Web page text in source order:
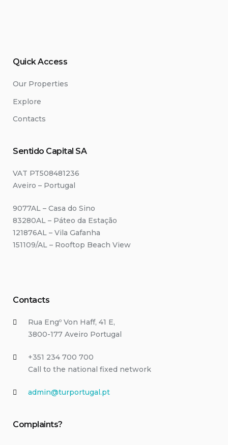
Quick Access
Our Properties
Explore
Contacts
Sentido Capital SA
VAT PT508481236
Aveiro – Portugal
9077AL – Casa do Sino
83280AL – Páteo da Estação
121876AL – Vila Gafanha
151109/AL – Rooftop Beach View
Contacts
Rua Engº Von Haff, 41 E,
3800-177 Aveiro Portugal
+351 234 700 700
Call to the national fixed network
admin@turportugal.pt
Complaints?